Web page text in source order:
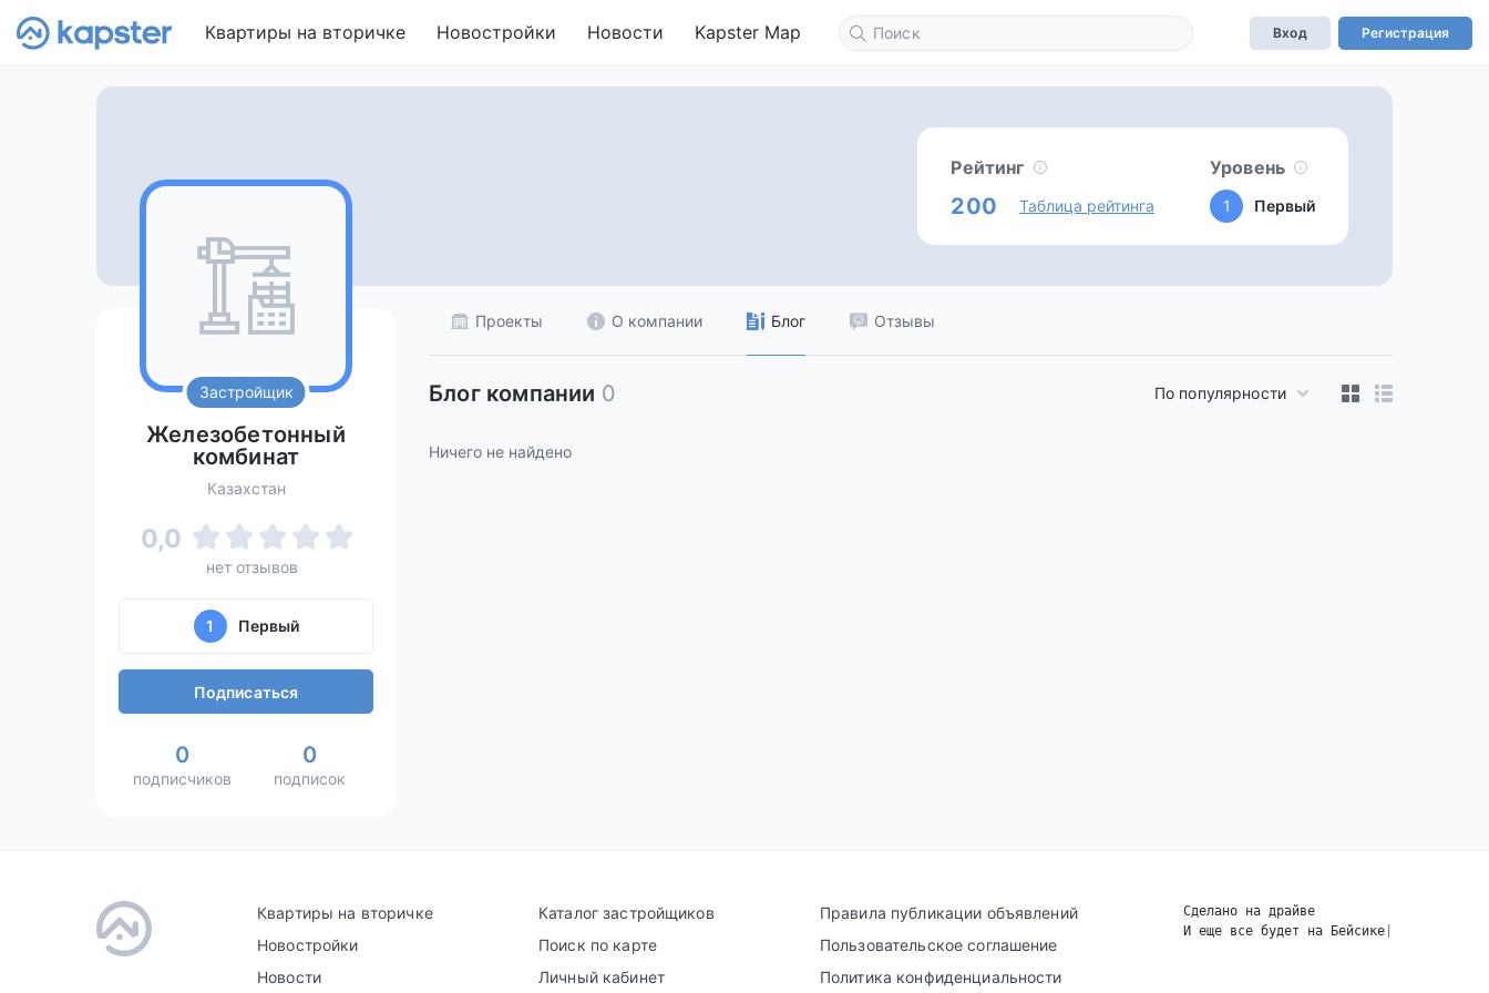
Квартиры на вторичке Новостройки Новости Kapster Map Вход Регистрация
Рейтинг
200 Таблица рейтинга
Уровень
1 Первый
Застройщик
Железобетонный
комбинат
Казахстан
0,0
нет отзывов
1 Первый
Подписаться
0
подписчиков
0
подписок
Проекты О компании Блог Отзывы
Блог компании 0 По популярности
Ничего не найдено
Квартиры на вторичке
Новостройки
Новости
Каталог застройщиков
Поиск по карте
Личный кабинет
Правила публикации объявлений
Пользовательское соглашение
Политика конфиденциальности
Сделано на драйве
И еще все будет на Бейсике